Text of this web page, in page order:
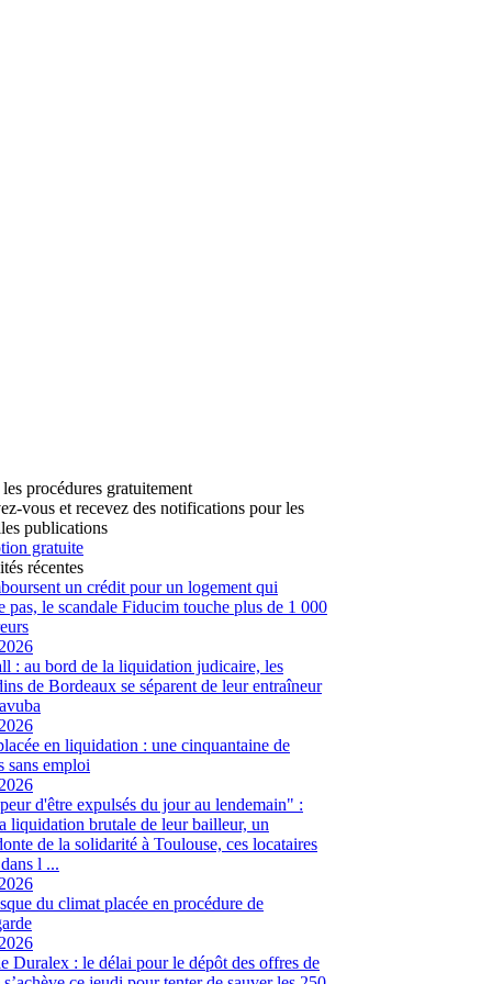
procédures gratuitement
vous et recevez des notifications pour les
publications
gratuite
récentes
un crédit pour un logement qui
pas, le scandale Fiducim touche plus de 1 000
: au bord de la liquidation judicaire, les
de Bordeaux se séparent de leur entraîneur
en liquidation : une cinquantaine de
sans emploi
d'être expulsés du jour au lendemain" :
liquidation brutale de leur bailleur, un
de la solidarité à Toulouse, ces locataires
l ...
du climat placée en procédure de
Duralex : le délai pour le dépôt des offres de